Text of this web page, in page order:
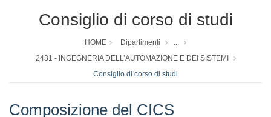
Consiglio di corso di studi
HOME Dipartimenti
...
2431 - INGEGNERIA DELL’AUTOMAZIONE E DEI SISTEMI
Consiglio di corso di studi
Composizione del CICS